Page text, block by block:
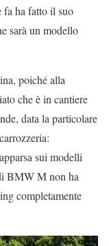
fa ha fatto il suo
sarà un modello
poiché alla
che è in cantiere
data la particolare
sui modelli
BMW M non ha
completamente